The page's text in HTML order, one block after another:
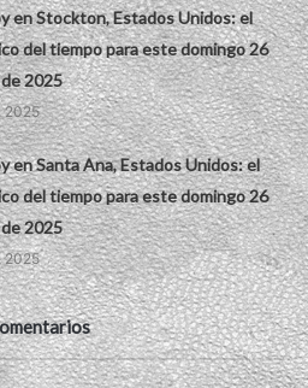
en Stockton, Estados Unidos: el
del tiempo para este domingo 26
2025
2025
en Santa Ana, Estados Unidos: el
del tiempo para este domingo 26
2025
2025